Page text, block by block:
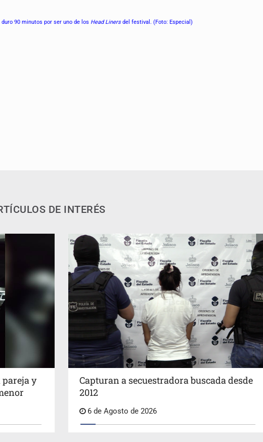
90 minutos por ser uno de los Head Linersdel festival. (Foto: Especial)
DE INTERÉS
pareja y
Capturan a secuestradora buscada desde
2012
6 de Agosto de 2026